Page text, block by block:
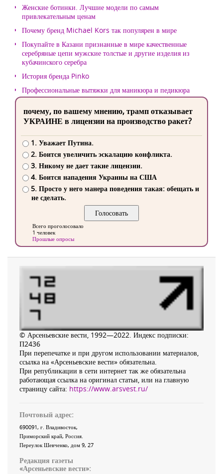
Женские ботинки. Лучшие модели по самым
привлекательным ценам
Почему бренд Michael Kors так популярен в мире
Покупайте в Казани признанные в мире качественные
серебряные цепи мужские толстые и другие изделия из
кубачинского серебра
История бренда Pinko
Профессиональные вытяжки для маникюра и педикюра
почему, по вашему мнению, трамп отказывает
УКРАИНЕ в лицензии на производство ракет?
1. Уважает Путина.
2. Боится увеличить эскалацию конфликта.
3. Никому не дает такие лицензии.
4. Боится нападения Украины на США
5. Просто у него манера поведения такая: обещать и
не сделать.
Всего проголосовало
1 человек
Прошлые опросы
© Арсеньевские вести, 1992—2022. Индекс подписки:
П2436
При перепечатке и при другом использовании материалов,
ссылка на «Арсеньевские вести» обязательна.
При републикации в сети интернет так же обязательна
работающая ссылка на оригинал статьи, или на главную
страницу сайта: https://www.arsvest.ru/
Почтовый адрес:
690091, г. Владивосток,
Приморский край, Россия.
Переулок Шевченко, дом 9, 27
Редакция газеты
«Арсеньевские вести»: